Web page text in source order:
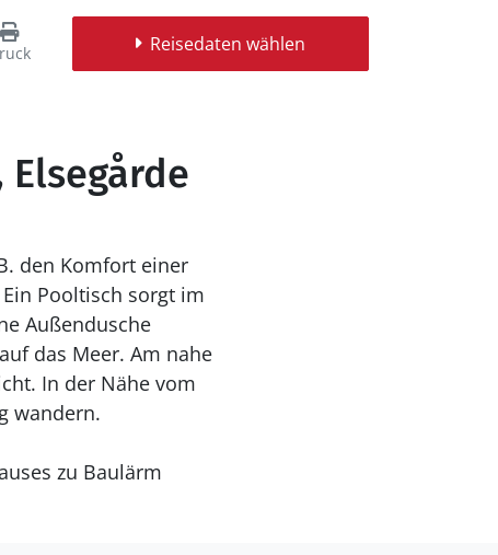
Reisedaten wählen
Elsegårde
den Komfort einer
Pooltisch sorgt im
Außendusche
das Meer. Am nahe
In der Nähe vom
wandern.
zu Baulärm